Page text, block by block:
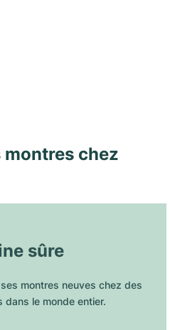
montres chez
sûre
montres neuves chez des
le monde entier.